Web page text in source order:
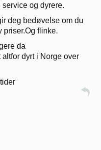
og dyrere.
deg bedøvelse om du
priser.Og flinke.
da
dyrt i Norge over